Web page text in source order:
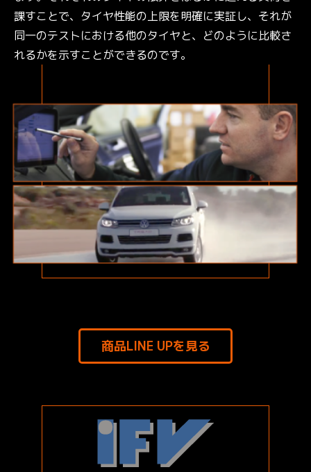
課すことで、タイヤ性能の上限を明確に実証し、それが
同一のテストにおける他のタイヤと、どのように比較さ
れるかを示すことができるのです。
商品LINE UPを見る